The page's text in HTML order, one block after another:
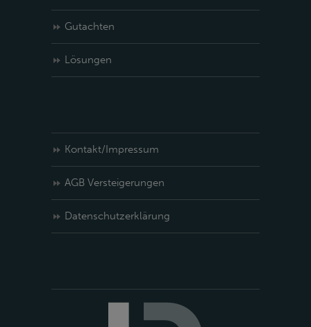
Gutachten
Lösungen
Kontakt/Impressum
AGB Versteigerungen
Datenschutzerklärung